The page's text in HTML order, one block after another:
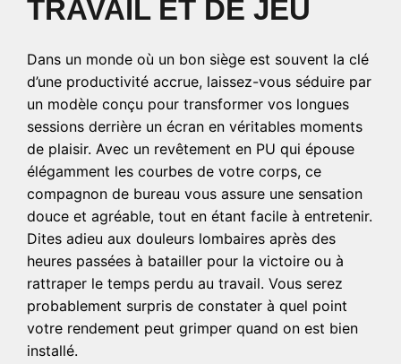
TRAVAIL ET DE JEU
Dans un monde où un bon siège est souvent la clé
d’une productivité accrue, laissez-vous séduire par
un modèle conçu pour transformer vos longues
sessions derrière un écran en véritables moments
de plaisir. Avec un revêtement en PU qui épouse
élégamment les courbes de votre corps, ce
compagnon de bureau vous assure une sensation
douce et agréable, tout en étant facile à entretenir.
Dites adieu aux douleurs lombaires après des
heures passées à batailler pour la victoire ou à
rattraper le temps perdu au travail. Vous serez
probablement surpris de constater à quel point
votre rendement peut grimper quand on est bien
installé.